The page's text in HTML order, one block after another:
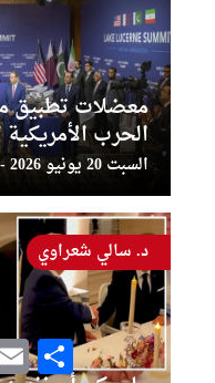
معضلات تطبيق
الحرب الأمريكية
السبت 20 يونيو 2026 - 16:40:19
د. سالي شعراوي
Share